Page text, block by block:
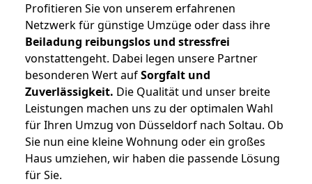
Profitieren Sie von unserem erfahrenen
Netzwerk für günstige Umzüge oder dass ihre
Beiladung reibungslos und stressfrei
vonstattengeht. Dabei legen unsere Partner
besonderen Wert aufSorgfalt und
Zuverlässigkeit. Die Qualität und unser breite
Leistungen machen uns zu der optimalen Wahl
für Ihren Umzug von Düsseldorf nach Soltau. Ob
Sie nun eine kleine Wohnung oder ein großes
Haus umziehen, wir haben die passende Lösung
für Sie.